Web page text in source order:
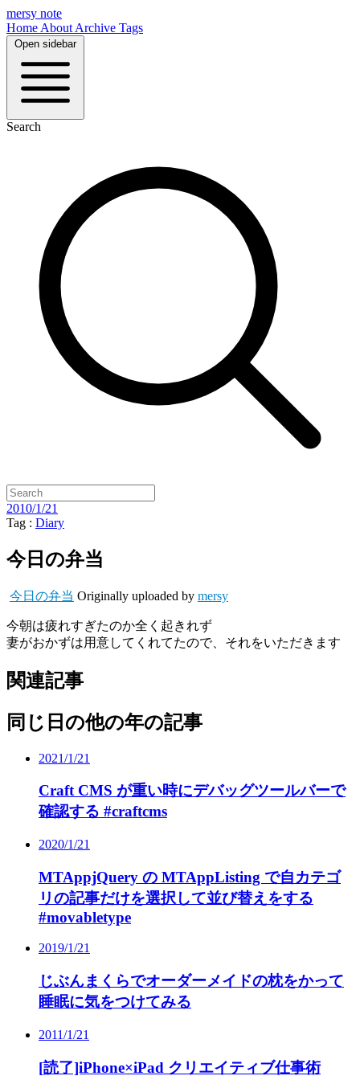
mersy note
Home About Archive Tags
Open sidebar
Search
2010/1/21
Tag : Diary
今日の弁当
今日の弁当 Originally uploaded by mersy
今朝は疲れすぎたのか全く起きれず
妻がおかずは用意してくれてたので、それをいただきます
関連記事
同じ日の他の年の記事
2021/1/21
Craft CMS が重い時にデバッグツールバーで
確認する #craftcms
2020/1/21
MTAppjQuery の MTAppListing で自カテゴ
リの記事だけを選択して並び替えをする
#movabletype
2019/1/21
じぶんまくらでオーダーメイドの枕をかって
睡眠に気をつけてみる
2011/1/21
[読了]iPhone×iPad クリエイティブ仕事術